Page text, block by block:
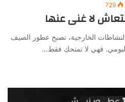
729
لا غنى عنها
الخارجية، تصبح عطور الصيف
فهي لا تمنحكِ فقط…